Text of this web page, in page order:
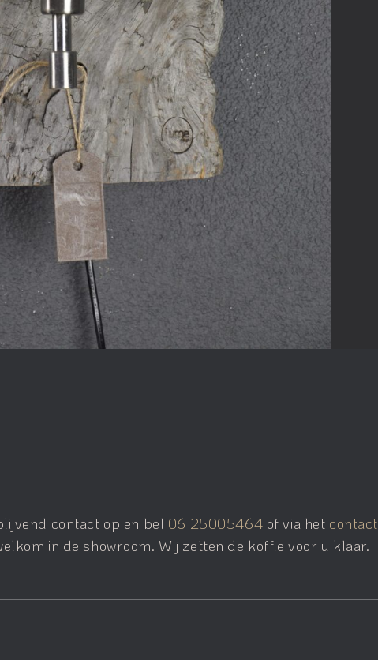
contact op en bel 06 25005464 of via het
in de showroom. Wij zetten de koffie voor u klaar.